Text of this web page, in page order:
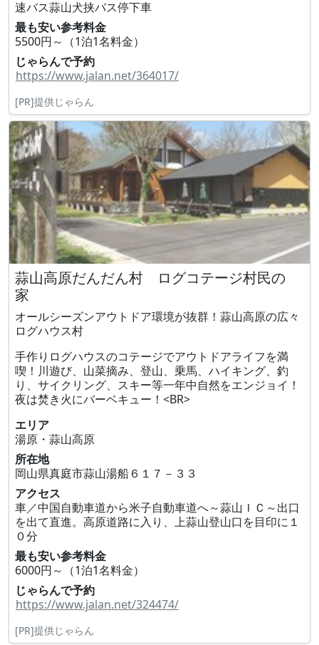
速バス蒜山犬挟バス停下車
最も安い参考料金
5500円～（1泊1名料金）
じゃらんで予約
https://www.jalan.net/364017/
[PR]提供じゃらん
蒜山高原だんだん村 ログコテージ村民の
家
オールシーズンアウトドア環境が抜群！蒜山高原の広々
ログハウス村
手作りログハウスのコテージでアウトドアライフを満
喫！川遊び、山菜摘み、登山、乗馬、ハイキング、釣
り、サイクリング、スキー等一年中自然をエンジョイ！
夜は焚き火にバーベキュー！<BR>
エリア
湯原・蒜山高原
所在地
岡山県真庭市蒜山湯船６１７－３３
アクセス
車／中国自動車道から米子自動車道へ～蒜山ＩＣ～出口
を出て直進。高原道路に入り、上蒜山登山口を目印に１
０分
最も安い参考料金
6000円～（1泊1名料金）
じゃらんで予約
https://www.jalan.net/324474/
[PR]提供じゃらん